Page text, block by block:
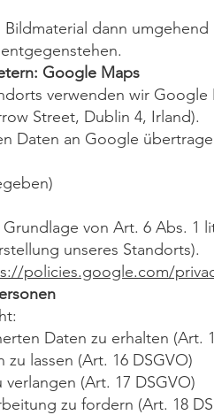
dann
Google Maps
verwenden wir
Street, Dublin 4, Irland).
Daten an Google
von Art. 6 Abs. 1
unseres Standorts).
policies.google.com/
Daten zu erhalten (Art.
lassen (Art. 16 DSGVO)
(Art. 17 DSGVO)
zu fordern (Art. 18